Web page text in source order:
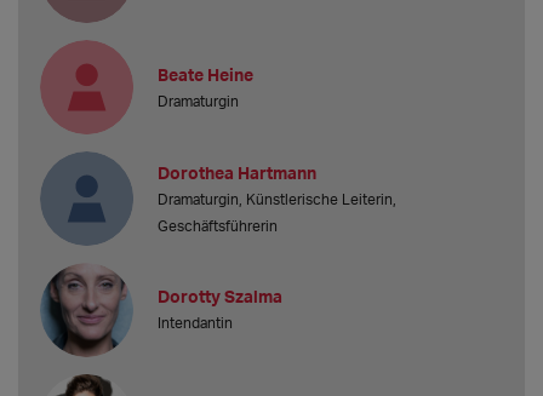
Beate Heine
Dramaturgin
Dorothea Hartmann
Dramaturgin, Künstlerische Leiterin,
Geschäftsführerin
Dorotty Szalma
Intendantin